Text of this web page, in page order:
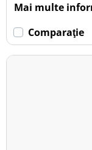
Mai multe
Comparaţie